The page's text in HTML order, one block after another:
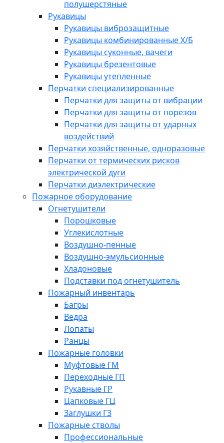
полушерстяные
Рукавицы
Рукавицы виброзащитные
Рукавицы комбинированные Х/Б
Рукавицы суконные, вачеги
Рукавицы брезентовые
Рукавицы утепленные
Перчатки специализированные
Перчатки для защиты от вибрации
Перчатки для защиты от порезов
Перчатки для защиты от ударных
воздействий
Перчатки хозяйственные, одноразовые
Перчатки от термических рисков
электрической дуги
Перчатки диэлектрические
Пожарное оборудование
Огнетушители
Порошковые
Углекислотные
Воздушно-пенные
Воздушно-эмульсионные
Хладоновые
Подставки под огнетушитель
Пожарный инвентарь
Багры
Ведра
Лопаты
Ранцы
Пожарные головки
Муфтовые ГМ
Переходные ГП
Рукавные ГР
Цапковые ГЦ
Заглушки ГЗ
Пожарные стволы
Профессиональные